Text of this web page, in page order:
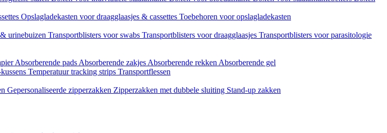
Opslagladekasten voor draagglaasjes & cassettes Toebehoren voor opslagladekasten
urinebuizen Transportblisters voor swabs Transportblisters voor draagglaasjes Transportblisters voor parasitologie
Absorberende pads Absorberende zakjes Absorberende rekken Absorberende gel
Temperatuur tracking strips Transportflessen
Gepersonaliseerde zipperzakken Zipperzakken met dubbele sluiting Stand-up zakken